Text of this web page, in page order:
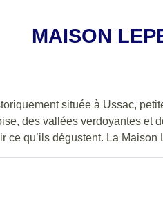
MAISON
située à Ussac,
des vallées verdoyantes
qu’ils dégustent. La Maison